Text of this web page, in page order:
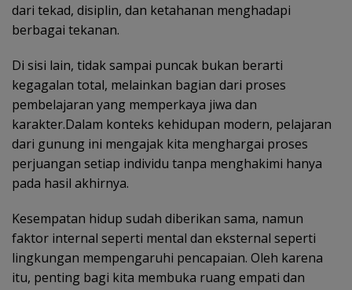
dari tekad, disiplin, dan ketahanan menghadapi
berbagai tekanan.
Di sisi lain, tidak sampai puncak bukan berarti
kegagalan total, melainkan bagian dari proses
pembelajaran yang memperkaya jiwa dan
karakter.Dalam konteks kehidupan modern, pelajaran
dari gunung ini mengajak kita menghargai proses
perjuangan setiap individu tanpa menghakimi hanya
pada hasil akhirnya.
Kesempatan hidup sudah diberikan sama, namun
faktor internal seperti mental dan eksternal seperti
lingkungan mempengaruhi pencapaian. Oleh karena
itu, penting bagi kita membuka ruang empati dan